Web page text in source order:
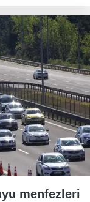
menfezleri